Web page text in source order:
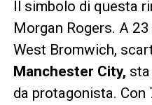
Il simbolo di questa
Morgan Rogers. A 23
West Bromwich,
Manchester City,
da protagonista. Con